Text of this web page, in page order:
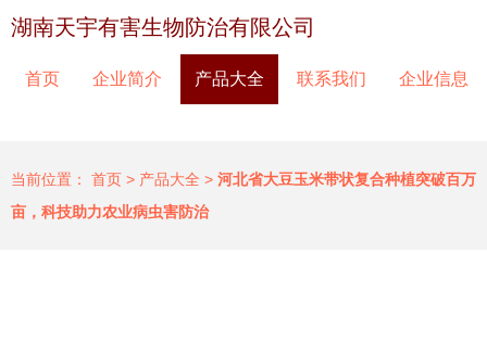
湖南天宇有害生物防治有限公司
首页 企业简介 产品大全 联系我们 企业信息
当前位置： 首页 > 产品大全 > 河北省大豆玉米带状复合种植突破百万
亩，科技助力农业病虫害防治